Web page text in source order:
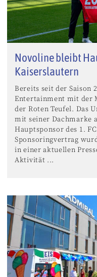
Novoline bleibt
Kaiserslautern
Bereits seit der Saison
Entertainment mit der
der Roten Teufel. Das
mit seiner Dachmarke
Hauptsponsor des 1.
Sponsoringvertrag
in einer aktuellen
Aktivität ...